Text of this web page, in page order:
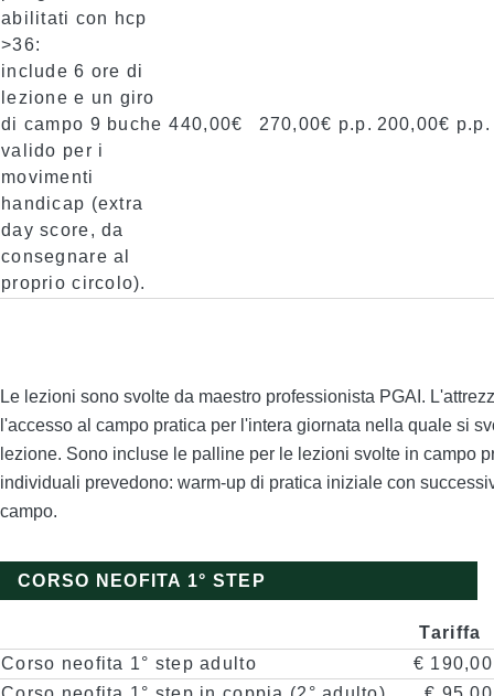
abilitati con hcp
>36:
include 6 ore di
lezione e un giro
di campo 9 buche
valido per i
movimenti
handicap (extra
day score, da
consegnare al
proprio circolo).
440,00€ 270,00€ p.p. 200,00€ p.p.
Le lezioni sono svolte da maestro professionista PGAI.
l'accesso al campo pratica per l'intera giornata nella quale si
lezione. Sono incluse le palline per le lezioni svolte in campo
individuali prevedono: warm-up di pratica iniziale con
campo.
CORSO NEOFITA 1° STEP
Tariffa
Corso neofita 1° step adulto
€ 190,00